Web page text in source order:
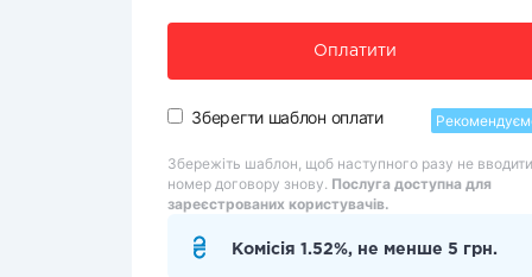
Оплатити
Зберегти шаблон оплати
Збережіть шаблон, щоб наступного разу не вводити
номер договору знову. Послуга доступна для
зареєстрованих користувачів.
Комісія 1.52%, не менше 5 грн.